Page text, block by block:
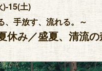
)-15(土)
、手放す、流れる。～
休み／盛夏、清流の